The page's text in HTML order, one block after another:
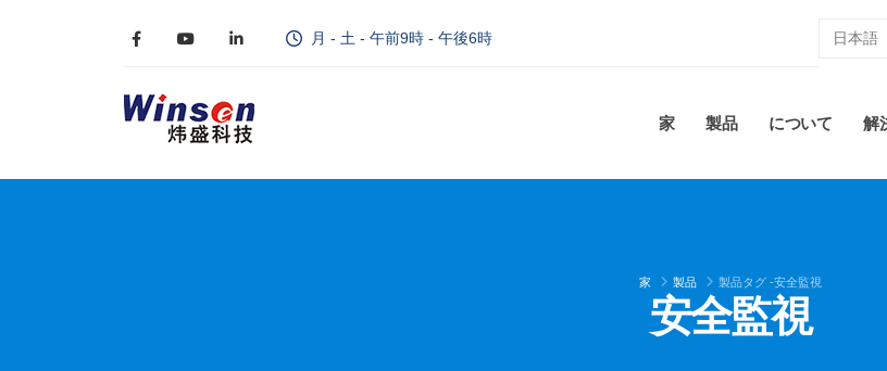
月 - 土 - 午前9時 - 午後6時
家 製品 について 解
家 製品 製品タグ -安全監視
安全監視